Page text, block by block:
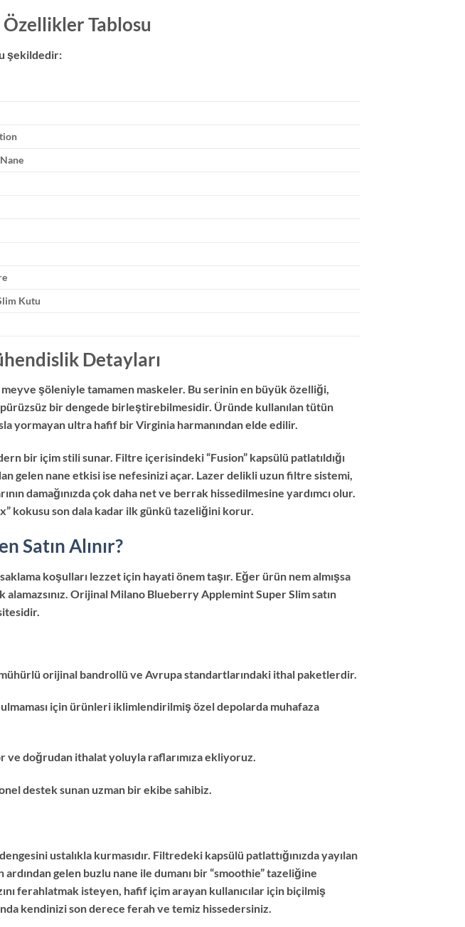
Tablosu
şekildedir:
Kutu
Detayları
şöleniyle tamamen maskeler. Bu serinin en büyük özelliği,
bir dengede birleştirebilmesidir. Üründe kullanılan tütün
yormayan ultra hafif bir Virginia harmanından elde edilir.
bir içim stili sunar. Filtre içerisindeki “Fusion” kapsülü patlatıldığı
gelen nane etkisi ise nefesinizi açar. Lazer delikli uzun filtre sistemi,
damağınızda çok daha net ve berrak hissedilmesine yardımcı olur.
kokusu son dala kadar ilk günkü tazeliğini korur.
Satın Alınır?
koşulları lezzet için hayati önem taşır. Eğer ürün nem almışsa
Orijinal Milano Blueberry Applemint Super Slim satın
orijinal bandrollü ve Avrupa standartlarındaki ithal paketlerdir.
için ürünleri iklimlendirilmiş özel depolarda muhafaza
doğrudan ithalat yoluyla raflarımıza ekliyoruz.
destek sunan uzman bir ekibe sahibiz.
ustalıkla kurmasıdır. Filtredeki kapsülü patlattığınızda yayılan
gelen buzlu nane ile dumanı bir “smoothie” tazeliğine
ferahlatmak isteyen, hafif içim arayan kullanıcılar için biçilmiş
kendinizi son derece ferah ve temiz hissedersiniz.